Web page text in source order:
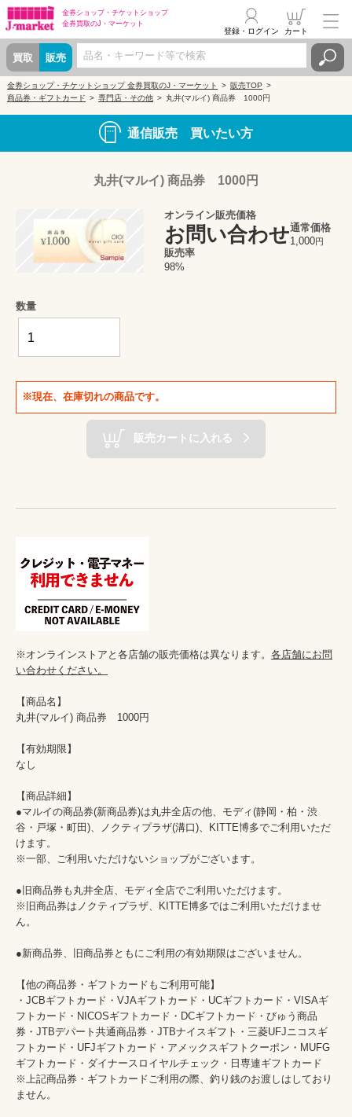
金券ショップ・ チケットショップ
金券買取のJ・マーケット
買取 販売
登録・ログイン カート
金券ショップ・チケットショップ 金券買取のJ・マーケット
販売TOP
商品券・ギフトカード
専門店・その他 丸井(マルイ) 商品券 1000円
通信販売 買いたい方
丸井(マルイ) 商品券 1000円
オンライン販売価格
お問い合わせ通常価格
1,000円
販売率
98%
数量
※現在、在庫切れの商品です。
販売カートに入れる
※オンラインストアと各店舗の販売価格は異なります。 各店舗にお問
い合わせください。
【商品名】
丸井(マルイ) 商品券　1000円
【有効期限】
なし
【商品詳細】
●マルイの商品券(新商品券)は丸井全店の他、モディ(静岡・柏・渋
谷・戸塚・町田)、ノクティプラザ(溝口)、KITTE博多でご利用いただ
けます。
※一部、ご利用いただけないショップがございます。
●旧商品券も丸井全店、モディ全店でご利用いただけます。
※旧商品券はノクティプラザ、KITTE博多ではご利用いただけませ
ん。
●新商品券、旧商品券ともにご利用の有効期限はございません。
【他の商品券・ギフトカードもご利用可能】
・JCBギフトカード・VJAギフトカード・UCギフトカード・VISAギ
フトカード・NICOSギフトカード・DCギフトカード・びゅう商品
券・JTBデパート共通商品券・JTBナイスギフト・三菱UFJニコスギ
フトカード・UFJギフトカード・アメックスギフトクーポン・MUFG
ギフトカード・ダイナースロイヤルチェック・日専連ギフトカード
※上記商品券・ギフトカードご利用の際、釣り銭のお渡しはしており
ません。